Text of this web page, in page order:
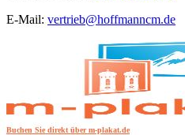
E-Mail: vertrieb@hoffmanncm.de
Buchen Sie direkt über m-plakat.de